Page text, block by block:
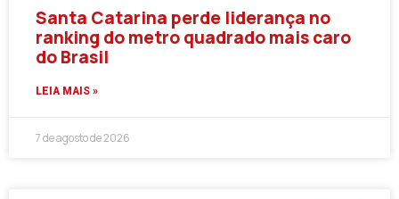
Santa Catarina perde liderança no
ranking do metro quadrado mais caro
do Brasil
LEIA MAIS »
7 de agosto de 2026